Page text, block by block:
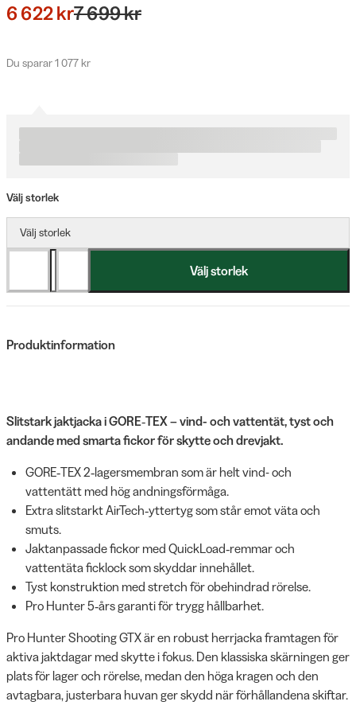
6 622 kr7 699 kr
Du sparar 1 077 kr
Välj storlek
Välj storlek
Välj storlek
Produktinformation
Slitstark jaktjacka i GORE‑TEX – vind- och vattentät, tyst och
andande med smarta fickor för skytte och drevjakt.
GORE‑TEX 2‑lagersmembran som är helt vind- och
vattentätt med hög andningsförmåga.
Extra slitstarkt AirTech‑yttertyg som står emot väta och
smuts.
Jaktanpassade fickor med QuickLoad‑remmar och
vattentäta ficklock som skyddar innehållet.
Tyst konstruktion med stretch för obehindrad rörelse.
Pro Hunter 5‑års garanti för trygg hållbarhet.
Pro Hunter Shooting GTX är en robust herrjacka framtagen för
aktiva jaktdagar med skytte i fokus. Den klassiska skärningen ger
plats för lager och rörelse, medan den höga kragen och den
avtagbara, justerbara huvan ger skydd när förhållandena skiftar.